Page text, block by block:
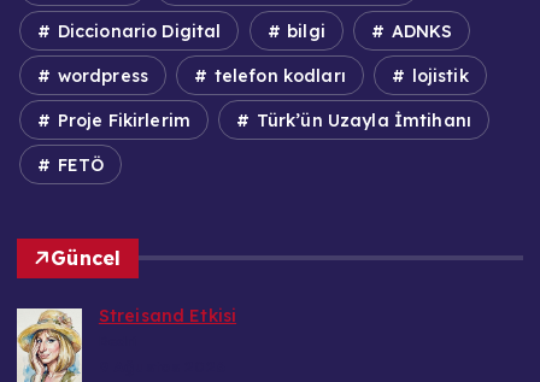
Diccionario Digital bilgi ADNKS
wordpress telefon kodları lojistik
Proje Fikirlerim Türk’ün Uzayla İmtihanı
FETÖ
Güncel
Streisand Etkisi